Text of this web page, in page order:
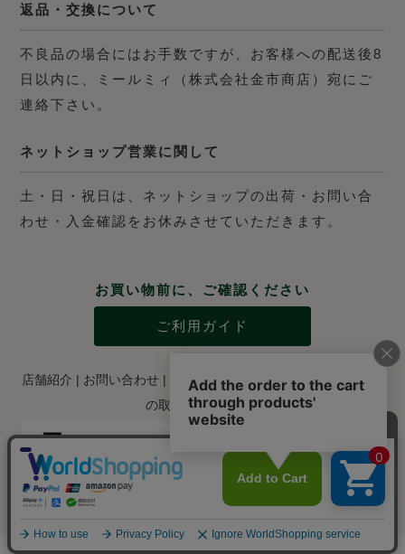
返品・交換について
不良品の場合にはお手数ですが、お客様への配送後8
日以内に、ミールミィ（株式会社金市商店）宛にご
連絡下さい。
ネットショップ営業に関して
土・日・祝日は、ネットショップの出荷・お問い合
わせ・入金確認をお休みさせていただきます。
お買い物前に、ご確認ください
ご利用ガイド
店舗紹介 お問い合わせ 特定商取引法に関する表示 |
個人情報
の取り扱いについて
Copyright © 2012-2024 Kaneichi Shoten Inc., ltd.. All RIGHTS RESERVED